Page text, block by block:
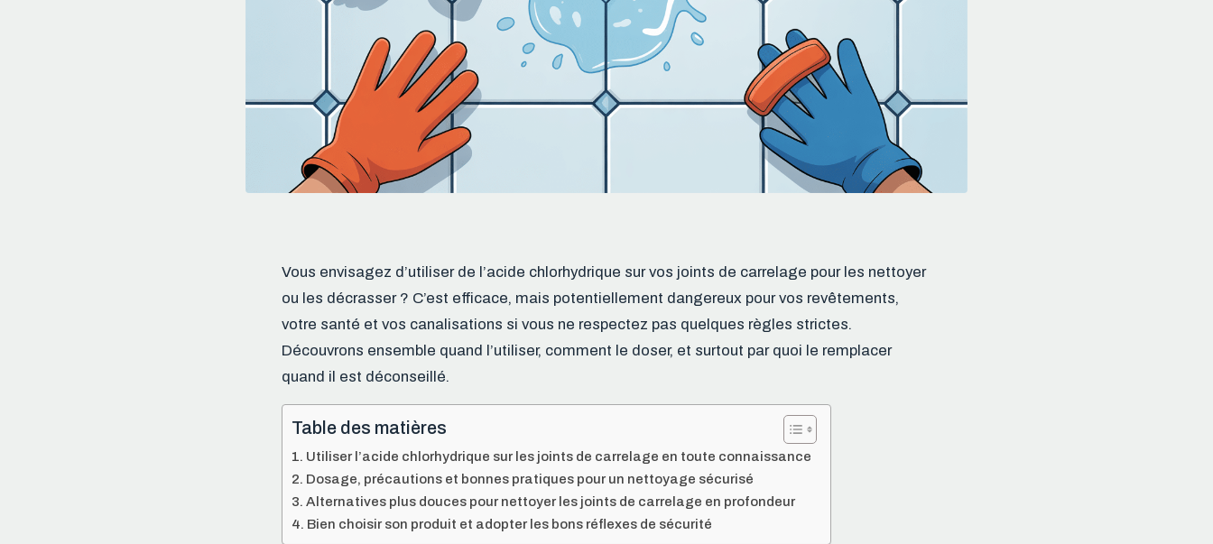
Vous envisagez d’utiliser de l’acide chlorhydrique sur vos joints de carrelage pour les nettoyer
ou les décrasser ? C’est efficace, mais potentiellement dangereux pour vos revêtements,
votre santé et vos canalisations si vous ne respectez pas quelques règles strictes.
Découvrons ensemble quand l’utiliser, comment le doser, et surtout par quoi le remplacer
quand il est déconseillé.
Table des matières
Utiliser l’acide chlorhydrique sur les joints de carrelage en toute connaissance
Dosage, précautions et bonnes pratiques pour un nettoyage sécurisé
Alternatives plus douces pour nettoyer les joints de carrelage en profondeur
Bien choisir son produit et adopter les bons réflexes de sécurité